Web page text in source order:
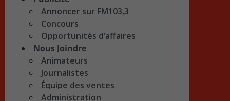
Annoncer sur FM103,3
Concours
Opportunités d’affaires
Nous Joindre
Animateurs
Journalistes
Équipe des ventes
Administration